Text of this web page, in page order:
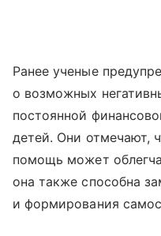
Ранее ученые
о возможных
постоянной
детей. Они отмечают,
помощь может
она также способна
и формирования